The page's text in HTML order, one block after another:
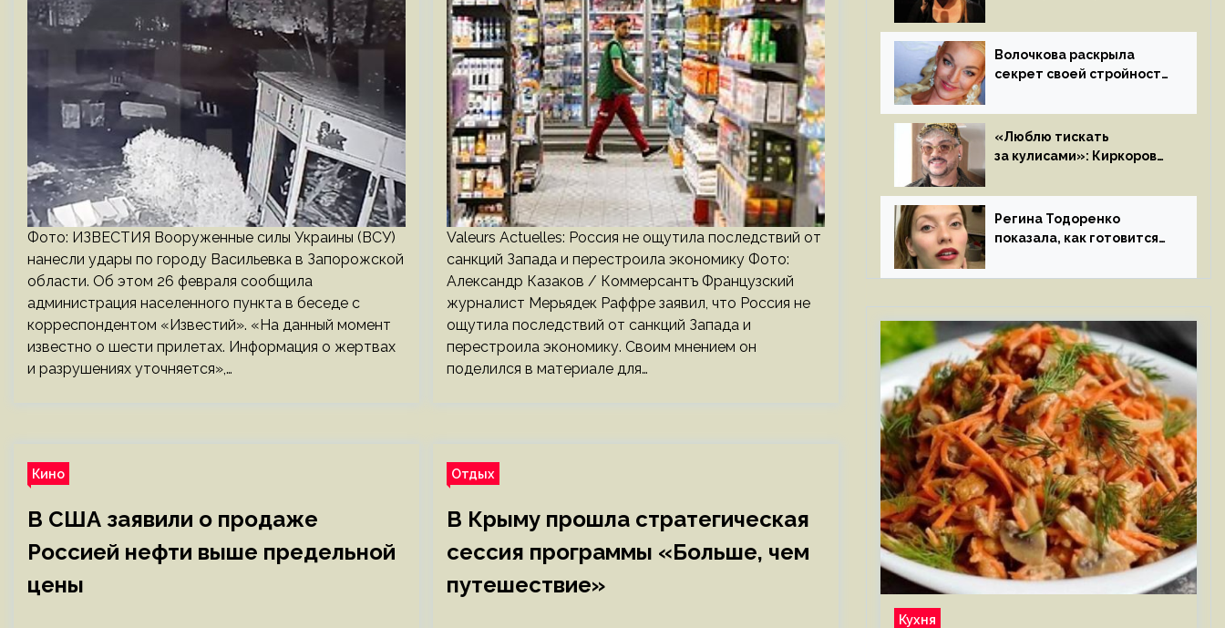
Фото: ИЗВЕСТИЯ Вооруженные силы Украины (ВСУ)
нанесли удары по городу Васильевка в Запорожской
области. Об этом 26 февраля сообщила
администрация населенного пункта в беседе с
корреспондентом «Известий». «На данный момент
известно о шести прилетах. Информация о жертвах
и разрушениях уточняется»,…
Valeurs Actuelles: Россия не ощутила последствий от
санкций Запада и перестроила экономику Фото:
Александр Казаков / Коммерсантъ Французский
журналист Мерьядек Раффре заявил, что Россия не
ощутила последствий от санкций Запада и
перестроила экономику. Своим мнением он
поделился в материале для…
Кино
В США заявили о продаже
Россией нефти выше предельной
цены
Отдых
В Крыму прошла стратегическая
сессия программы «Больше, чем
путешествие»
этим летом
Волочкова раскрыла
секрет своей стройности:
страстные…»
«Люблю тискать
за кулисами»: Киркоров
к молодой особе
Регина Тодоренко
показала, как готовится
ребенка
Кухня